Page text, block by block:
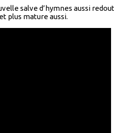
salve d’hymnes aussi
plus mature aussi.